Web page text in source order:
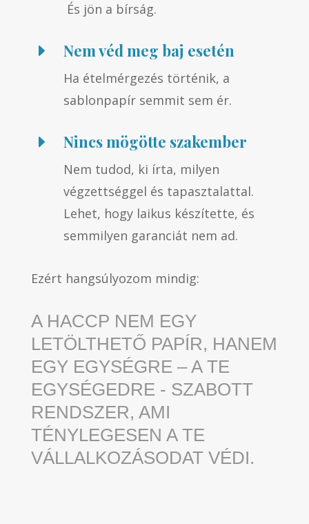
És jön a bírság.
E Nem véd meg baj esetén
Ha ételmérgezés történik, a
sablonpapír semmit sem ér.
E Nincs mögötte szakember
Nem tudod, ki írta, milyen
végzettséggel és tapasztalattal.
Lehet, hogy laikus készítette, és
semmilyen garanciát nem ad.
Ezért hangsúlyozom mindig:
A HACCP NEM EGY
LETÖLTHETŐ PAPÍR, HANEM
EGY EGYSÉGRE – A TE
EGYSÉGEDRE - SZABOTT
RENDSZER, AMI
TÉNYLEGESEN A TE
VÁLLALKOZÁSODAT VÉDI.